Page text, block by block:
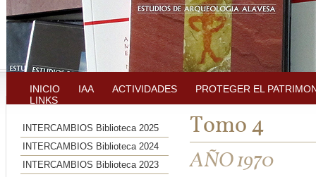
INICIO IAA ACTIVIDADES
PROTEGER EL
LINKS
INTERCAMBIOS Biblioteca 2025
INTERCAMBIOS Biblioteca 2024
INTERCAMBIOS Biblioteca 2023
Tomo 4
AÑO 1970